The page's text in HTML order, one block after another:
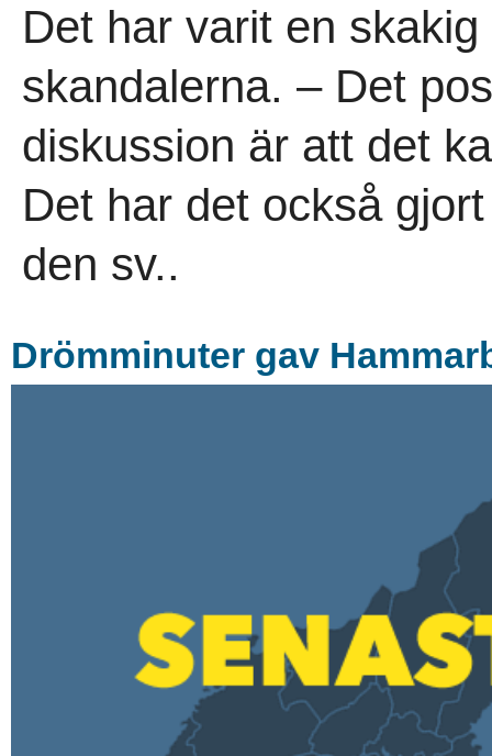
Det har varit en
skandalerna. – Det
diskussion är att det
Det har det också
den sv..
Drömminuter gav